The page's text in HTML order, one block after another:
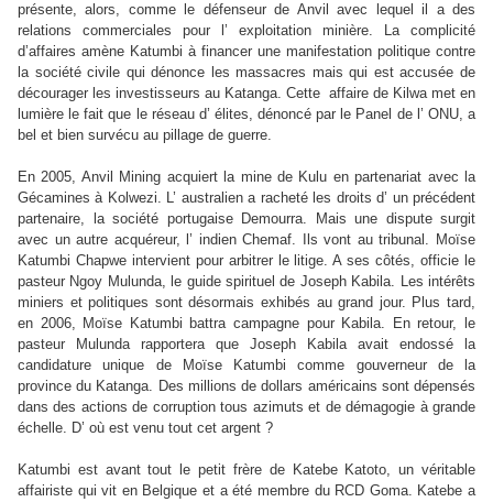
présente, alors, comme le défenseur de Anvil avec lequel il a des
relations commerciales pour l’ exploitation minière. La complicité
d’affaires amène Katumbi à financer une manifestation politique contre
la société civile qui dénonce les massacres mais qui est accusée de
décourager les investisseurs au Katanga. Cette affaire de Kilwa met en
lumière le fait que le réseau d’ élites, dénoncé par le Panel de l’ ONU, a
bel et bien survécu au pillage de guerre.
En 2005, Anvil Mining acquiert la mine de Kulu en partenariat avec la
Gécamines à Kolwezi. L’ australien a racheté les droits d’ un précédent
partenaire, la société portugaise Demourra. Mais une dispute surgit
avec un autre acquéreur, l’ indien Chemaf. Ils vont au tribunal. Moïse
Katumbi Chapwe intervient pour arbitrer le litige. A ses côtés, officie le
pasteur Ngoy Mulunda, le guide spirituel de Joseph Kabila. Les intérêts
miniers et politiques sont désormais exhibés au grand jour. Plus tard,
en 2006, Moïse Katumbi battra campagne pour Kabila. En retour, le
pasteur Mulunda rapportera que Joseph Kabila avait endossé la
candidature unique de Moïse Katumbi comme gouverneur de la
province du Katanga. Des millions de dollars américains sont dépensés
dans des actions de corruption tous azimuts et de démagogie à grande
échelle. D’ où est venu tout cet argent ?
Katumbi est avant tout le petit frère de Katebe Katoto, un véritable
affairiste qui vit en Belgique et a été membre du RCD Goma. Katebe a